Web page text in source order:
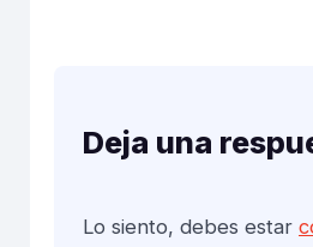
Deja una
Lo siento, debes estar